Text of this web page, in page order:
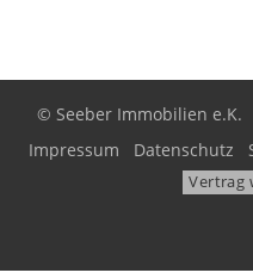
© Seeber Immobilien e.K.
Impressum
Datenschutz
Vertrag